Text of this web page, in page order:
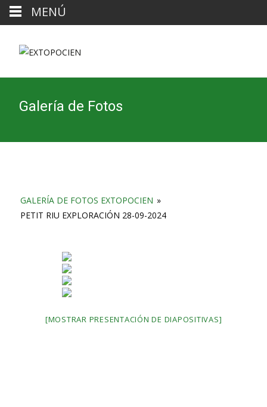
Galería de Fotos
GALERÍA DE FOTOS EXTOPOCIEN »
PETIT RIU EXPLORACIÓN 28-09-2024
[MOSTRAR PRESENTACIÓN DE DIAPOSITIVAS]
MENÚ